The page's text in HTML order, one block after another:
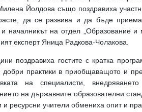
Йолдова също поздравиха
да се развива и да бъде
началникът на отдел „Образование
експерт Яница Радкова-Чолакова.
поздравиха гостите с кратка
практики в приобщаващото и
на специалисти,
на държавните образователни
и ресурсни учители обмениха опит и